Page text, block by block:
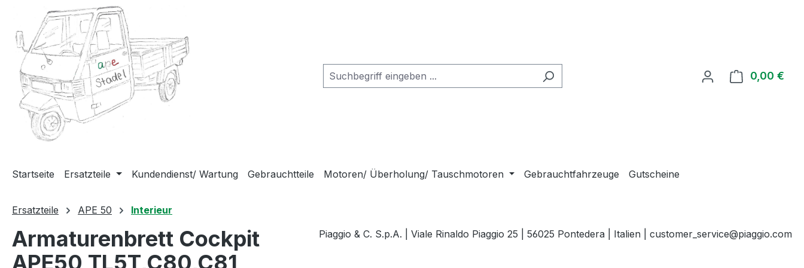
Hauptinhalt springen
Zur Suche springen
Zur Hauptnavigation springen
0,00 €
Startseite Ersatzteile Kundendienst/ Wartung Gebrauchtteile Motoren/ Überholung/ Tauschmotoren Gebrauchtfahrzeuge Gutscheine
Ersatzteile APE 50 Interieur
Armaturenbrett Cockpit
APE50 TL5T,C80,C81
Piaggio & C. S.p.A. | Viale Rinaldo Piaggio 25 | 56025 Pontedera | Italien | customer_service@piaggio.com